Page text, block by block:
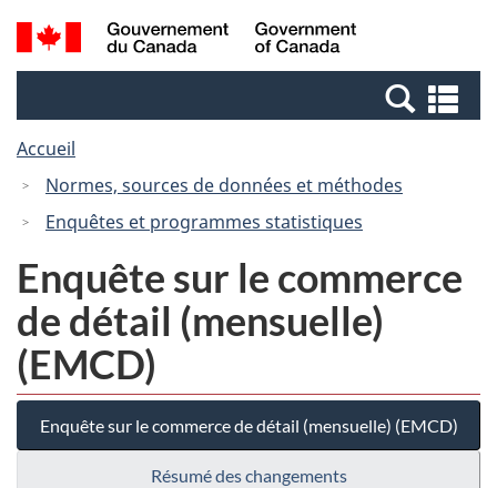
Passer
au
Passer
à
Canada
Recherche
et
et
Accueil
Normes, sources de données et méthodes
Enquêtes et programmes statistiques
Enquête sur le commerce
de détail (mensuelle)
(EMCD)
Enquête sur le commerce de détail (mensuelle) (EMCD)
Résumé des changements